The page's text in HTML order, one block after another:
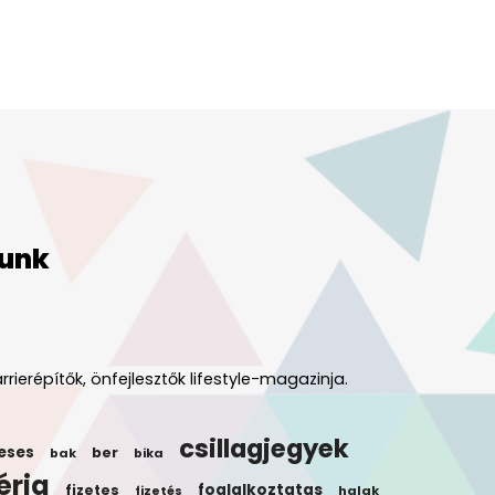
önfejlesztők lifestyle-magazinja.
bak ber bika csillagjegyek
fizetes fizetés foglalkoztatas halak